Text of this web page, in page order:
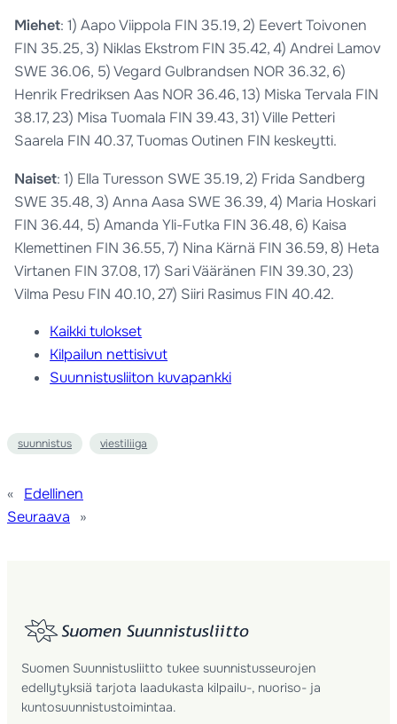
Miehet: 1) Aapo Viippola FIN 35.19, 2) Eevert Toivonen
FIN 35.25, 3) Niklas Ekstrom FIN 35.42, 4) Andrei Lamov
SWE 36.06, 5) Vegard Gulbrandsen NOR 36.32, 6)
Henrik Fredriksen Aas NOR 36.46, 13) Miska Tervala FIN
38.17, 23) Misa Tuomala FIN 39.43, 31) Ville Petteri
Saarela FIN 40.37, Tuomas Outinen FIN keskeytti.
Naiset: 1) Ella Turesson SWE 35.19, 2) Frida Sandberg
SWE 35.48, 3) Anna Aasa SWE 36.39, 4) Maria Hoskari
FIN 36.44, 5) Amanda Yli-Futka FIN 36.48, 6) Kaisa
Klemettinen FIN 36.55, 7) Nina Kärnä FIN 36.59, 8) Heta
Virtanen FIN 37.08, 17) Sari Vääränen FIN 39.30, 23)
Vilma Pesu FIN 40.10, 27) Siiri Rasimus FIN 40.42.
Kaikki tulokset
Kilpailun nettisivut
Suunnistusliiton kuvapankki
suunnistus viestiliiga
«
Edellinen
Seuraava
»
Suomen Suunnistusliitto tukee suunnistusseurojen
edellytyksiä tarjota laadukasta kilpailu-, nuoriso- ja
kuntosuunnistustoimintaa.